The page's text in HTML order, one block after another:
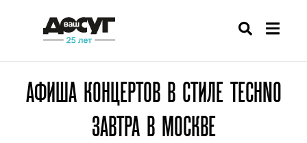
АФИША КОНЦЕРТОВ В СТИЛЕ TECHNO
ЗАВТРА В МОСКВЕ